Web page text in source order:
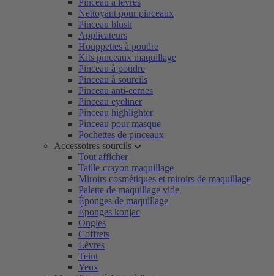
Pinceau à lèvres
Nettoyant pour pinceaux
Pinceau blush
Applicateurs
Houppettes à poudre
Kits pinceaux maquillage
Pinceau à poudre
Pinceau à sourcils
Pinceau anti-cernes
Pinceau eyeliner
Pinceau highlighter
Pinceau pour masque
Pochettes de pinceaux
Accessoires sourcils
Tout afficher
Taille-crayon maquillage
Miroirs cosmétiques et miroirs de maquillage
Palette de maquillage vide
Éponges de maquillage
Éponges konjac
Ongles
Coffrets
Lèvres
Teint
Yeux